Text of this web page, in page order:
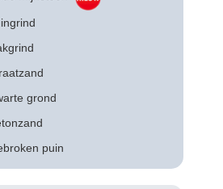
grond
puin